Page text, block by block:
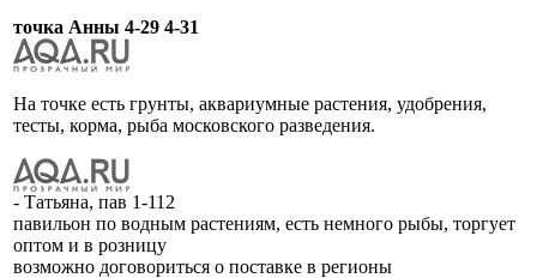
точка Анны 4-29 4-31
На точке есть грунты, аквариумные растения, удобрения,
тесты, корма, рыба московского разведения.
- Татьяна, пав 1-112
павильон по водным растениям, есть немного рыбы, торгует
оптом и в розницу
возможно договориться о поставке в регионы